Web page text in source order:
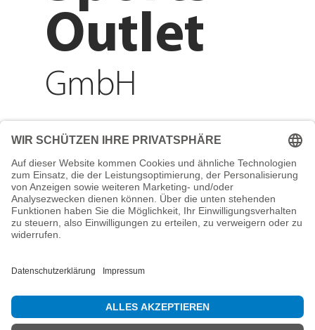
Adresse
Reichenberger Str. 1
84130 Dingolfing
Telefon
info@mountain-sports-
Outlet
GmbH